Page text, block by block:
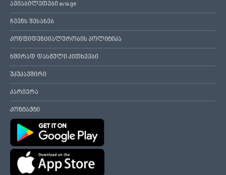
ავიაბილეთები avia.ge
ჩვენს შესახებ
კონფიდენციალურობის პოლიტიკა
ხშირად დასმული კითხვები
უკუკავშირი
კარიერა
კონტაქტი